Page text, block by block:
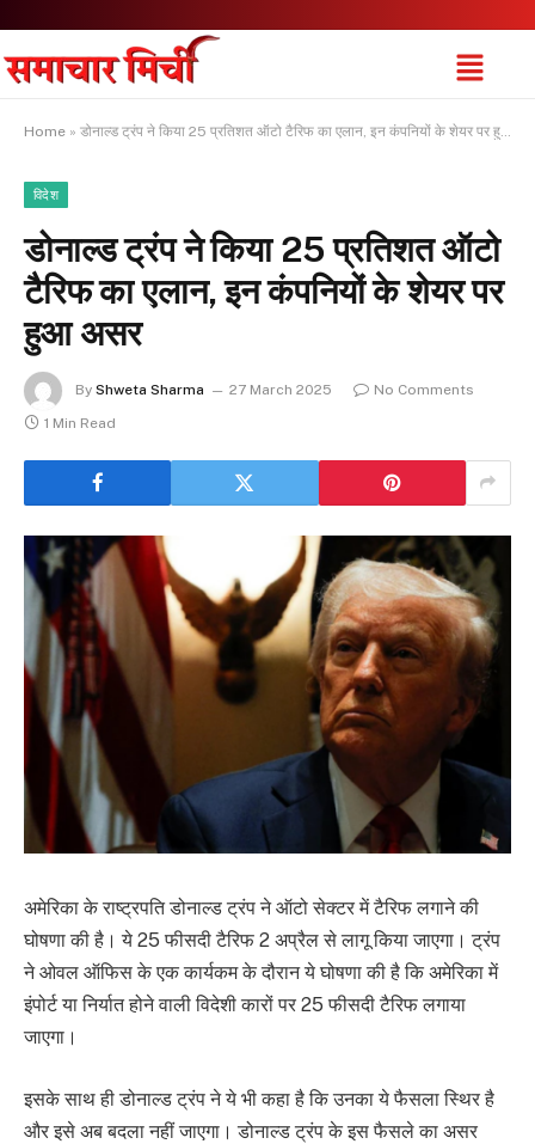
Home » डोनाल्ड ट्रंप ने किया 25 प्रतिशत ऑटो टैरिफ का एलान, इन कंपनियों के शेयर पर हुआ असर
विदेश
डोनाल्ड ट्रंप ने किया 25 प्रतिशत ऑटो
टैरिफ का एलान, इन कंपनियों के शेयर पर
हुआ असर
By Shweta Sharma 27 March 2025
No Comments
1 Min Read
अमेरिका के राष्ट्रपति डोनाल्ड ट्रंप ने ऑटो सेक्टर में टैरिफ लगाने की
घोषणा की है। ये 25 फीसदी टैरिफ 2 अप्रैल से लागू किया जाएगा। ट्रंप
ने ओवल ऑफिस के एक कार्यकम के दौरान ये घोषणा की है कि अमेरिका में
इंपोर्ट या निर्यात होने वाली विदेशी कारों पर 25 फीसदी टैरिफ लगाया
जाएगा।
इसके साथ ही डोनाल्ड ट्रंप ने ये भी कहा है कि उनका ये फैसला स्थिर है
और इसे अब बदला नहीं जाएगा। डोनाल्ड ट्रंप के इस फैसले का असर